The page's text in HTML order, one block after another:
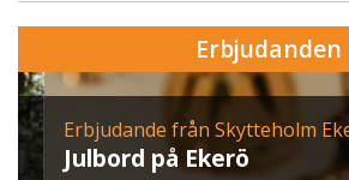
Erbjudanden
Erbjudande från Skytteholm Ekerö
Julbord på Ekerö